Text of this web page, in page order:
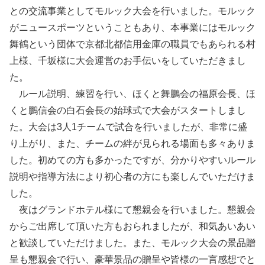
との交流事業としてモルック大会を行いました。モルック
がニュースポーツということもあり、本事業にはモルック
舞鶴という団体で京都北都信用金庫の職員でもあられる村
上様、千坂様に大会運営のお手伝いをしていただきまし
た。
ルール説明、練習を行い、ほくと舞鵬会の福原会長、ほ
くと鵬信会の白石会長の始球式で大会がスタートしまし
た。大会は3人1チームで試合を行いましたが、非常に盛
り上がり、また、チームの絆が見られる場面も多々ありま
した。初めての方も多かったですが、分かりやすいルール
説明や指導方法により初心者の方にも楽しんでいただけま
した。
夜はグランドホテル様にて懇親会を行いました。懇親会
からご出席して頂いた方もおられましたが、和気あいあい
と歓談していただけました。また、モルック大会の景品贈
呈も懇親会で行い、豪華景品の贈呈や皆様の一言感想でと